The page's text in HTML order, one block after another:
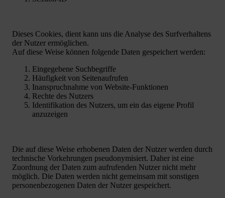
Dieses Cookies, dient kann uns die Analyse des Surfverhaltens
der Nutzer ermöglichen.
Auf diese Weise können folgende Daten gespeichert werden:
Eingegebene Suchbegriffe
Häufigkeit von Seitenaufrufen
Inanspruchnahme von Website-Funktionen
Rechte des Nutzers
Identifikation des Nutzers, um ein das eigene Profil
anzuzeigen
Die auf diese Weise erhobenen Daten der Nutzer werden durch
technische Vorkehrungen pseudonymisiert. Daher ist eine
Zuordnung der Daten zum aufrufenden Nutzer nicht mehr
möglich. Die Daten werden nicht gemeinsam mit sonstigen
personenbezogenen Daten der Nutzer gespeichert.